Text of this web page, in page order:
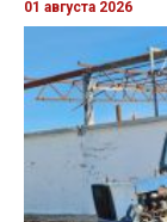
01 августа 2026